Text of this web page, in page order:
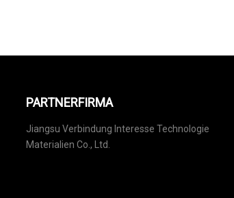
PARTNERFIRMA
Jiangsu Verbindung Interesse Technologie
Materialien Co., Ltd.